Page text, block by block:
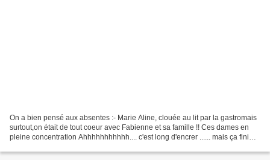
On a bien pensé aux absentes :- Marie Aline, clouée au lit par la gastromais
surtout,on était de tout coeur avec Fabienne et sa famille !! Ces dames en
pleine concentration Ahhhhhhhhhhh.... c'est long d'encrer ...... mais ça fini